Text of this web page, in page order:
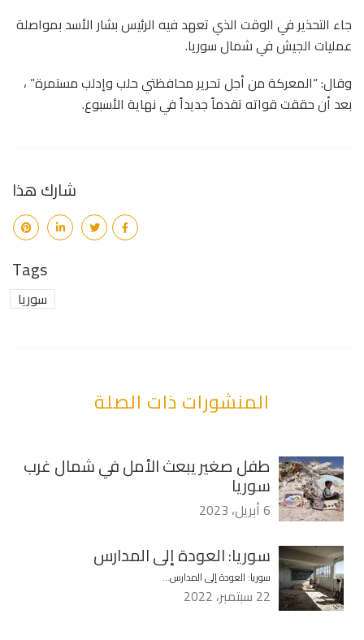
جاء التحذير في الوقت الذي تعهد فيه الرئيس بشار الأسد بمواصلة
عمليات الجيش في شمال سوريا.
وقال: “المعركة من أجل تحرير محافظتي حلب وإدلب مستمرة” ،
بعد أن حققت قواته تقدماً جديداً في نهاية الأسبوع.
شارك هذا
Tags
سوريا
المنشورات ذات الصلة
طفل صغير يبعث الأمل في شمال غرب
سوريا
6 أبريل، 2023
سوريا: العودة إلى المدارس
سوريا: العودة إلى المدارس…
22 سبتمبر، 2022